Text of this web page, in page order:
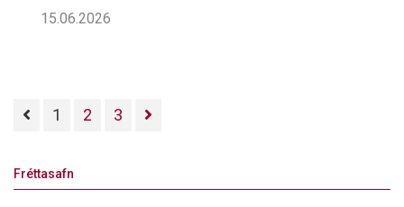
15.06.2026
1 2 3
Fréttasafn